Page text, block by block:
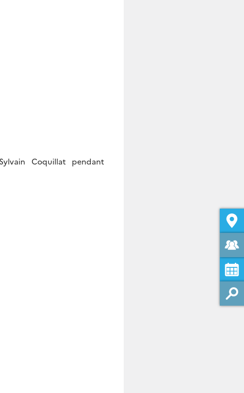
Coquillat pendant